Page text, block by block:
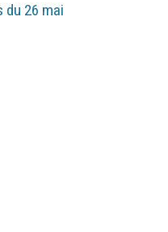
26 mai